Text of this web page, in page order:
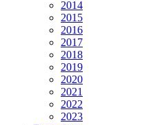
2014
2015
2016
2017
2018
2019
2020
2021
2022
2023